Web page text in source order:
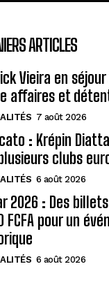
ARTICLES
Vieira en
affaires et
7 août 2026
: Krépin
clubs
6 août 2026
2026 : Des
FCFA pour un
6 août 2026